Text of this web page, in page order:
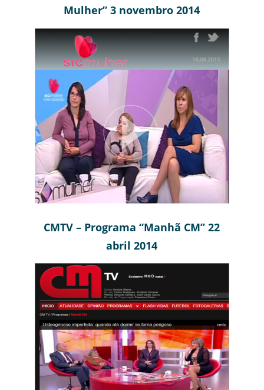
Mulher” 3 novembro 2014
CMTV – Programa “Manhã CM” 22
abril 2014